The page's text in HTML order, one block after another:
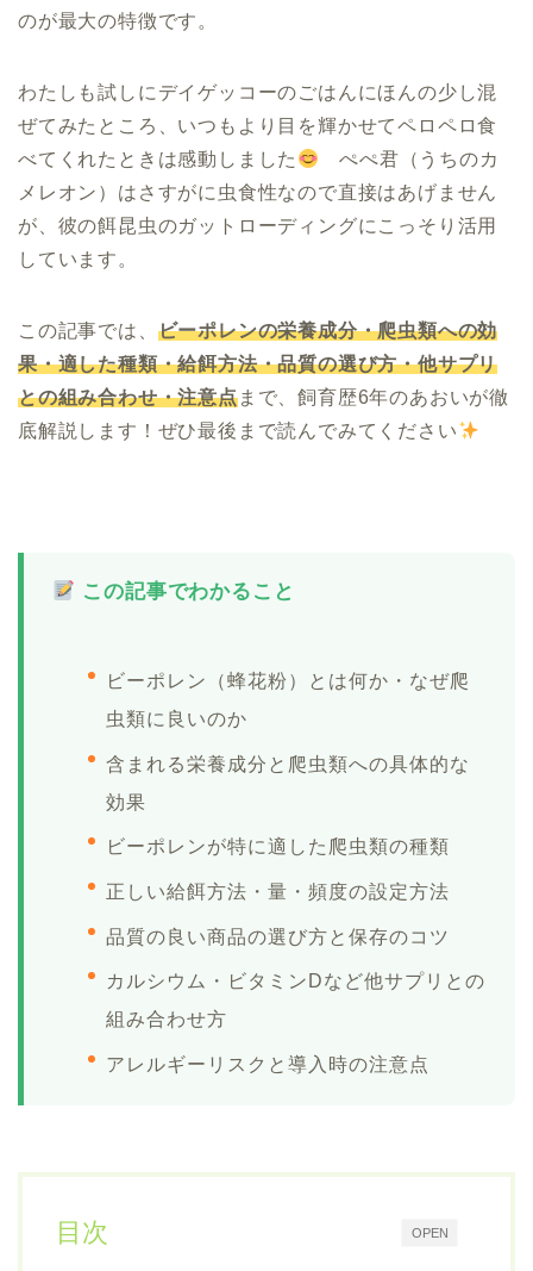
のが最大の特徴です。
わたしも試しにデイゲッコーのごはんにほんの少し混
ぜてみたところ、いつもより目を輝かせてペロペロ食
べてくれたときは感動しました
ぺぺ君（うちのカ
メレオン）はさすがに虫食性なので直接はあげません
が、彼の餌昆虫のガットローディングにこっそり活用
しています。
この記事では、 ビーポレンの栄養成分・爬虫類への効
果・適した種類・給餌方法・品質の選び方・他サプリ
との組み合わせ・注意点まで、飼育歴6年のあおいが徹
底解説します！ぜひ最後まで読んでみてください
この記事でわかること
ビーポレン（蜂花粉）とは何か・なぜ爬
虫類に良いのか
含まれる栄養成分と爬虫類への具体的な
効果
ビーポレンが特に適した爬虫類の種類
正しい給餌方法・量・頻度の設定方法
品質の良い商品の選び方と保存のコツ
カルシウム・ビタミンDなど他サプリとの
組み合わせ方
アレルギーリスクと導入時の注意点
OPEN
目次